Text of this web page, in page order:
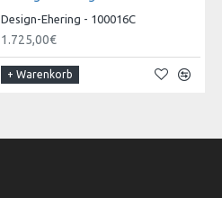
Design-Ehering - 100016C
1.725,00€
+ Warenkorb